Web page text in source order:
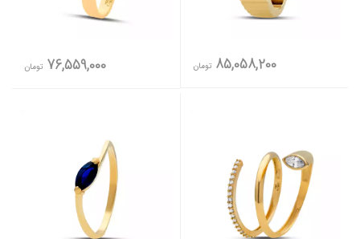
85,058,200 تومان 76,559,000 تومان